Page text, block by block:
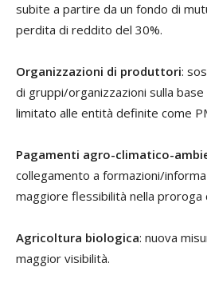
subite a partire da un fondo di
perdita di reddito del 30%.
Organizzazioni di produttori:
di gruppi/organizzazioni sulla base
limitato alle entità definite come
Pagamenti agro-climatico-
collegamento a formazioni/
maggiore flessibilità nella proroga
Agricoltura biologica: nuova
maggior visibilità.